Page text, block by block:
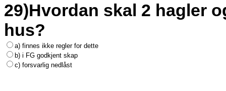
29)Hvordan skal 2 hagler
hus?
a) finnes ikke regler for dette
b) i FG godkjent skap
c) forsvarlig nedlåst